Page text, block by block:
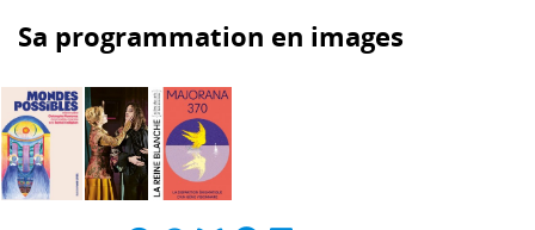
Sa programmation en images